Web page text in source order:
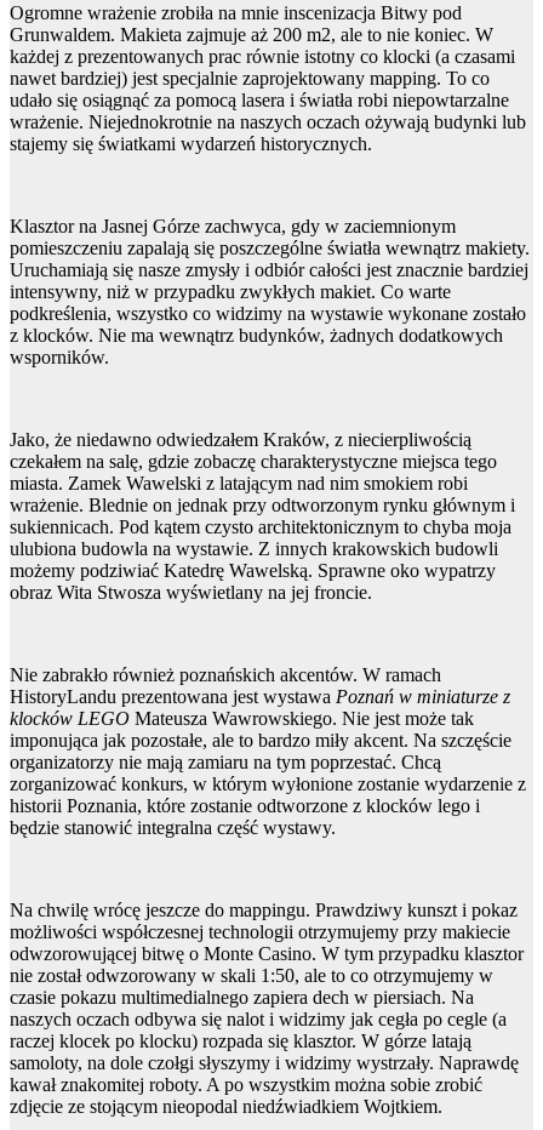
Ogromne wrażenie zrobiła na mnie inscenizacja Bitwy pod
Grunwaldem. Makieta zajmuje aż 200 m2, ale to nie koniec. W
każdej z prezentowanych prac równie istotny co klocki (a czasami
nawet bardziej) jest specjalnie zaprojektowany mapping. To co
udało się osiągnąć za pomocą lasera i światła robi niepowtarzalne
wrażenie. Niejednokrotnie na naszych oczach ożywają budynki lub
stajemy się światkami wydarzeń historycznych.
Klasztor na Jasnej Górze zachwyca, gdy w zaciemnionym
pomieszczeniu zapalają się poszczególne światła wewnątrz makiety.
Uruchamiają się nasze zmysły i odbiór całości jest znacznie bardziej
intensywny, niż w przypadku zwykłych makiet. Co warte
podkreślenia, wszystko co widzimy na wystawie wykonane zostało
z klocków. Nie ma wewnątrz budynków, żadnych dodatkowych
wsporników.
Jako, że niedawno odwiedzałem Kraków, z niecierpliwością
czekałem na salę, gdzie zobaczę charakterystyczne miejsca tego
miasta. Zamek Wawelski z latającym nad nim smokiem robi
wrażenie. Blednie on jednak przy odtworzonym rynku głównym i
sukiennicach. Pod kątem czysto architektonicznym to chyba moja
ulubiona budowla na wystawie. Z innych krakowskich budowli
możemy podziwiać Katedrę Wawelską. Sprawne oko wypatrzy
obraz Wita Stwosza wyświetlany na jej froncie.
Nie zabrakło również poznańskich akcentów. W ramach
HistoryLandu prezentowana jest wystawa Poznań w miniaturze z
klocków LEGO Mateusza Wawrowskiego. Nie jest może tak
imponująca jak pozostałe, ale to bardzo miły akcent. Na szczęście
organizatorzy nie mają zamiaru na tym poprzestać. Chcą
zorganizować konkurs, w którym wyłonione zostanie wydarzenie z
historii Poznania, które zostanie odtworzone z klocków lego i
będzie stanowić integralna część wystawy.
Na chwilę wrócę jeszcze do mappingu. Prawdziwy kunszt i pokaz
możliwości współczesnej technologii otrzymujemy przy makiecie
odwzorowującej bitwę o Monte Casino. W tym przypadku klasztor
nie został odwzorowany w skali 1:50, ale to co otrzymujemy w
czasie pokazu multimedialnego zapiera dech w piersiach. Na
naszych oczach odbywa się nalot i widzimy jak cegła po cegle (a
raczej klocek po klocku) rozpada się klasztor. W górze latają
samoloty, na dole czołgi słyszymy i widzimy wystrzały. Naprawdę
kawał znakomitej roboty. A po wszystkim można sobie zrobić
zdjęcie ze stojącym nieopodal niedźwiadkiem Wojtkiem.